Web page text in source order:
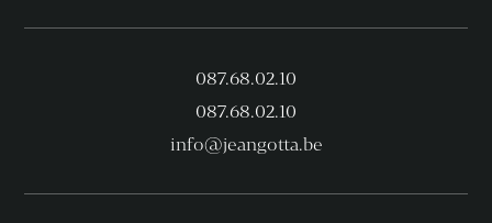
087.68.02.10
087.68.02.10
info@jeangotta.be